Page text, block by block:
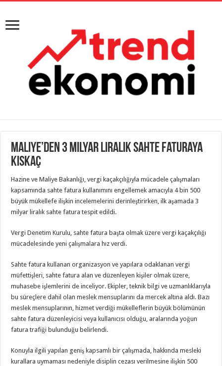
Maliye’den 3 milyar liralık sahte faturaya
kıskaç
Hazine ve Maliye Bakanlığı, vergi kaçakçılığıyla mücadele çalışmaları
kapsamında sahte fatura kullanımını engellemek amacıyla 4 bin 500
büyük mükellefe ilişkin incelemelerini derinleştirirken, ilk aşamada 3
milyar liralık sahte fatura tespit edildi.
Vergi Denetim Kurulu, sahte fatura başta olmak üzere vergi kaçakçılığı
mücadelesinde yeni çalışmalara hız verdi.
Sahte fatura kullanan organizasyon ve yapılara odaklanan vergi
müfettişleri, sahte fatura alan ve düzenleyen kişiler olmak üzere,
muhasebe işlemlerini de inceliyor. Ekipler, teknik bilgi ve uzmanlıklarıyla
bu süreçlere dahil olan meslek mensuplarını da mercek altına aldı. Bazı
meslek mensuplarının, hizmet verdiği mükelleflerin büyük bölümünün
sahte fatura düzenleyicisi veya kullanıcısı olduğu, aralarında yoğun
fatura trafiği bulunduğu belirlendi.
Konuyla ilgili yapılan geniş kapsamlı bir çalışmada, hakkında mesleki
kurallara uymaması nedeniyle disiplin cezası verilmesine ilişkin 500